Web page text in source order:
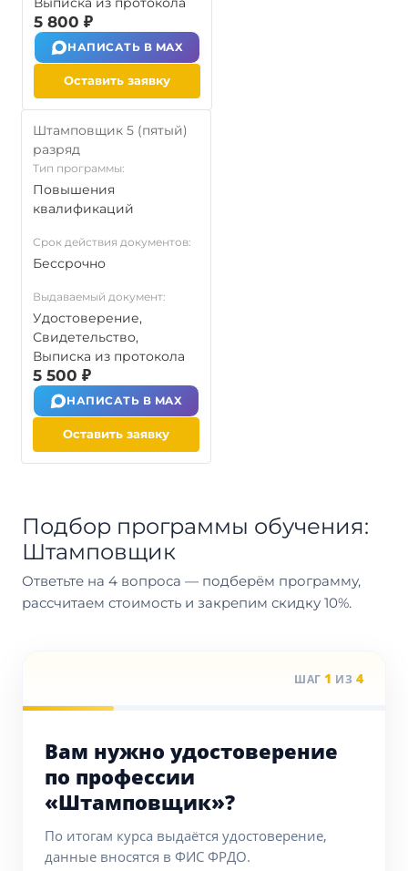
5 800 ₽
НАПИСАТЬ В MAX
Оставить заявку
Штамповщик 5 (пятый)
разряд
Тип программы:
Повышения
квалификаций
Срок действия документов:
Бессрочно
Выдаваемый документ:
Удостоверение,
Свидетельство,
Выписка из протокола
5 500 ₽
НАПИСАТЬ В MAX
Оставить заявку
Подбор программы обучения:
Штамповщик
Ответьте на 4 вопроса — подберём программу,
рассчитаем стоимость и закрепим скидку 10%.
ШАГ 1 ИЗ 4
Вам нужно удостоверение
по профессии
«Штамповщик»?
По итогам курса выдаётся удостоверение,
данные вносятся в ФИС ФРДО.